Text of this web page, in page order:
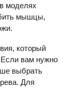
моделях
мышцы,
который
вам нужно
выбрать
Для